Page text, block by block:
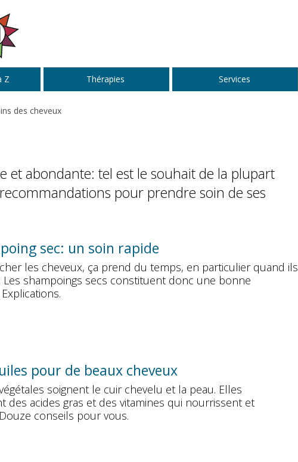
Z Thérapies Services
des cheveux
et abondante: tel est le souhait de la plupart
pour prendre soin de ses
sec: un soin rapide
les cheveux, ça prend du temps, en particulier quand ils
Les shampoings secs constituent donc une bonne
pour de beaux cheveux
soignent le cuir chevelu et la peau. Elles
des acides gras et des vitamines qui nourrissent et
conseils pour vous.